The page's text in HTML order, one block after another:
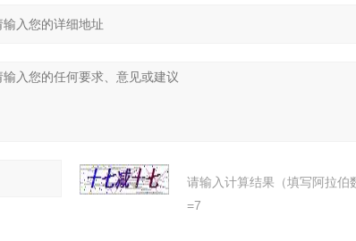
请输入计算结果（填写阿拉伯
=7